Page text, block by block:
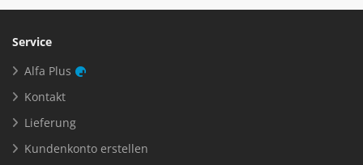
Service
Alfa Plus
Kontakt
Lieferung
Kundenkonto erstellen